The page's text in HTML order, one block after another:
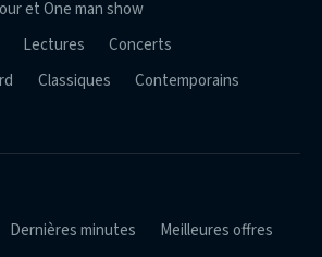
et One man show
Lectures
Concerts
Classiques
Contemporains
Dernières minutes
Meilleures offres